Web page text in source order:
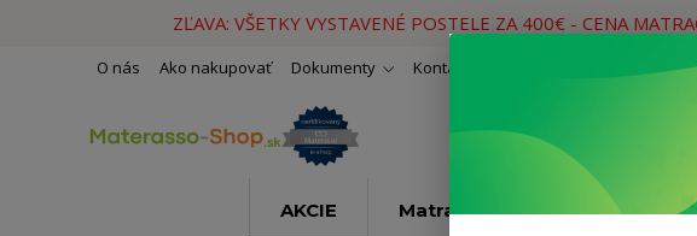
ZĽAVA: VŠETKY VYSTAVENÉ POSTELE ZA 400€ - CENA
O nás Ako nakupovať Dokumenty Kontakty
AKCIE Matrace Rošty